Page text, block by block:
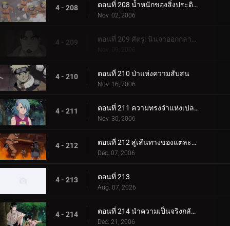
4 - 208 ตอนที่ 208 น้ำหนักของสิ่งประดิษฐ์ล้ำค่า!
Nov. 02, 2006
4 - 209
Nov. 09, 2006
4 - 210 ตอนที่ 210 ป่าแห่งความสับสน
Nov. 16, 2006
4 - 211 ตอนที่ 211 ความทรงจำแห่งเปลวไฟ
Nov. 30, 2006
4 - 212 ตอนที่ 212 สู่เส้นทางของแต่ละคน
Dec. 07, 2006
4 - 213 ตอนที่ 213
Aug. 07, 2026
4 - 214 ตอนที่ 214 นำความเป็นจริงกลับคืนมา
Dec. 21, 2006